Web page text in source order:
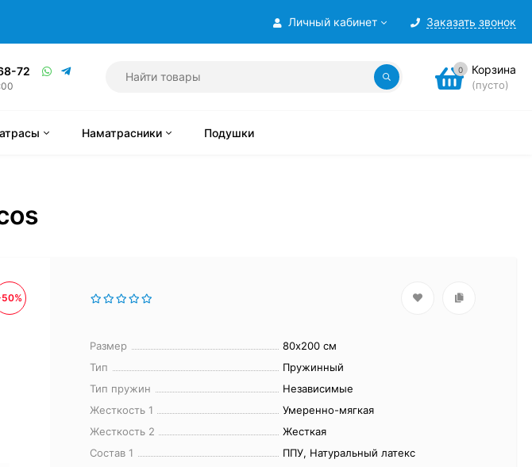
Личный кабинет Заказать звонок
72 0 Корзина
(пусто)
Наматрасники Подушки
Размер
80х200 см
Тип
Пружинный
Тип пружин
Независимые
Жесткость 1
Умеренно-мягкая
Жесткость 2
Жесткая
Состав 1
ППУ, Натуральный латекс